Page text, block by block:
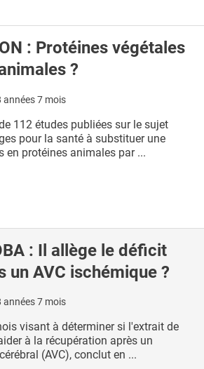
: Protéines végétales
?
années 7 mois
112 études publiées sur le sujet
pour la santé à substituer une
en protéines animales par ...
: Il allège le déficit
un AVC ischémique ?
années 7 mois
visant à déterminer si l'extrait de
à la récupération après un
(AVC), conclut en ...